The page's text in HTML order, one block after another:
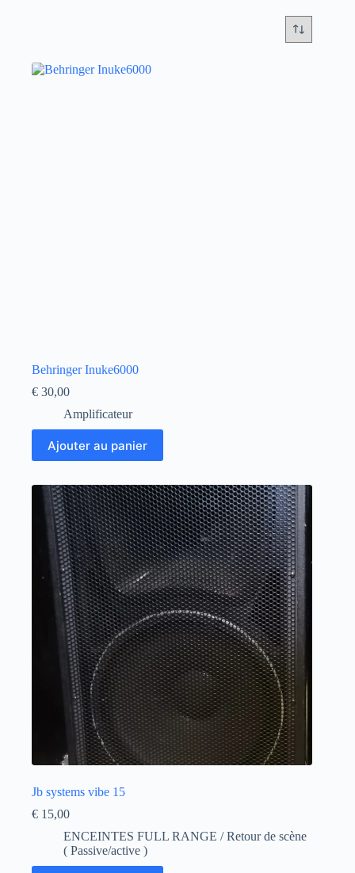
Behringer Inuke6000
€ 30,00
Amplificateur
Ajouter au panier
Jb systems vibe 15
€ 15,00
ENCEINTES FULL RANGE / Retour de scène
( Passive/active )